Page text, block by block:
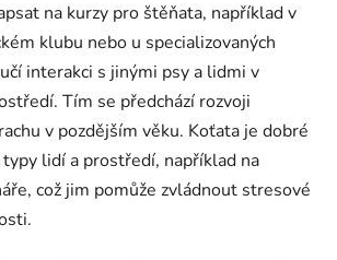
na kurzy pro štěňata, například v
klubu nebo u specializovaných
interakci s jinými psy a lidmi v
Tím se předchází rozvoji
v pozdějším věku. Koťata je dobré
lidí a prostředí, například na
což jim pomůže zvládnout stresové